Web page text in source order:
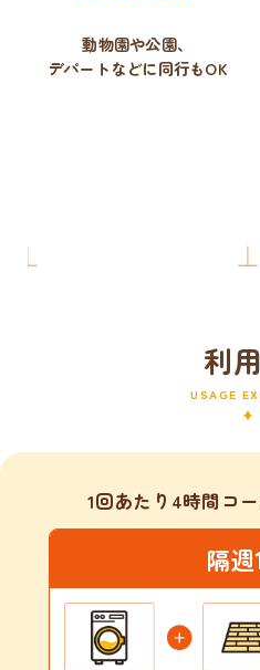
動物園や公園、
デパートなどに同行もOK
利
USAGE
1回あたり4時間コ
隔週